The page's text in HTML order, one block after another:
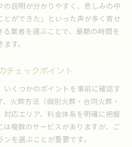
の説明が分かりやすく、悲しみの中
とができた」といった声が多く寄せ
る業者を選ぶことで、最期の時間を
す。
チェックポイント
いくつかのポイントを事前に確認す
火葬方法（個別火葬・合同火葬・
対応エリア、料金体系を明確に把握
は複数のサービスがありますが、ご
を選ぶことが重要です。